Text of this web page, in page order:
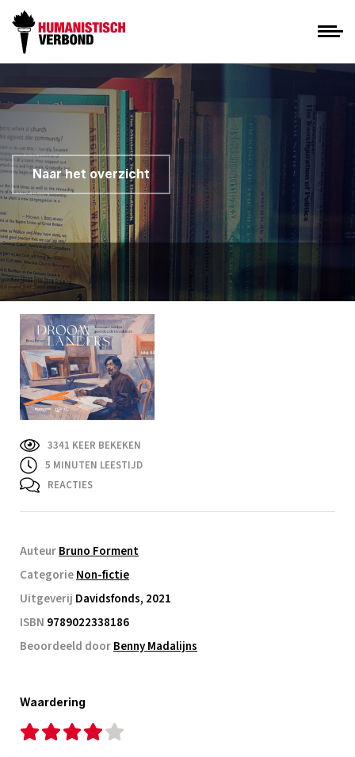
Naar het overzicht
3341 KEER BEKEKEN
5 MINUTEN LEESTIJD
REACTIES
AuteurBruno Forment
CategorieNon-fictie
Uitgeverij Davidsfonds, 2021
ISBN 9789022338186
Beoordeeld doorBenny Madalijns
Waardering